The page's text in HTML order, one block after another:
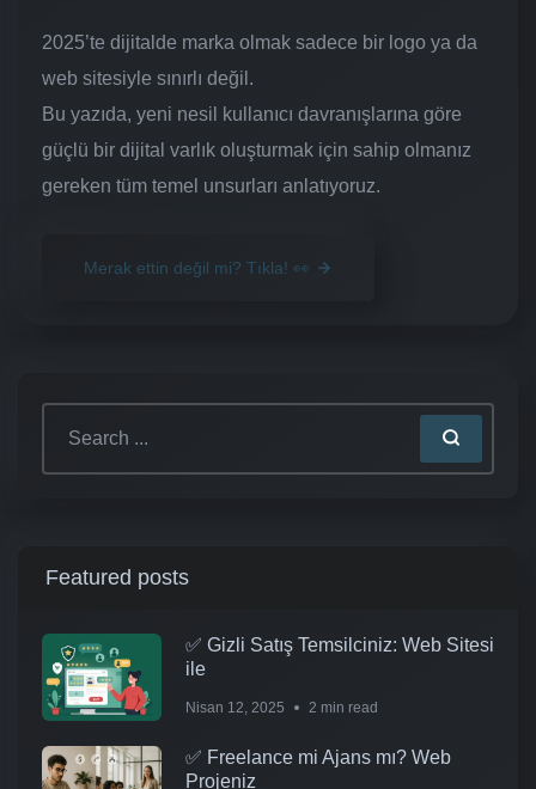
2025’te dijitalde marka olmak sadece bir logo ya da
web sitesiyle sınırlı değil.
Bu yazıda, yeni nesil kullanıcı davranışlarına göre
güçlü bir dijital varlık oluşturmak için sahip olmanız
gereken tüm temel unsurları anlatıyoruz.
Merak ettin değil mi? Tıkla! 👀
Featured posts
✅ Gizli Satış Temsilciniz: Web Sitesi
ile
Nisan 12, 2025 2 min read
✅ Freelance mi Ajans mı? Web
Projeniz